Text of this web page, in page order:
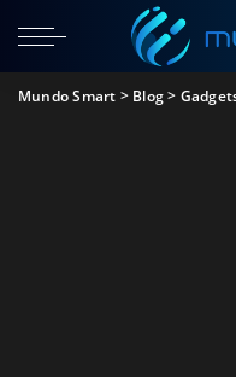
Mundo Smart > Blog>